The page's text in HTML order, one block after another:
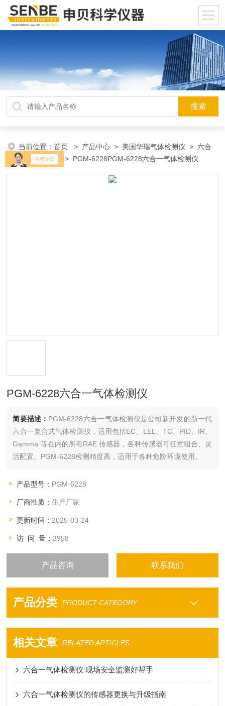
当前位置：首页 > 产品中心 > 美国华瑞气体检测仪 >六合
一气体检测仪
> PGM-6228PGM-6228六合一气体检测仪
PGM-6228六合一气体检测仪
简要描述： PGM-6228六合一气体检测仪是公司新开发的新一代
六合一复合式气体检测仪，适用包括EC、LEL、TC、PID、IR、
Gamma 等在内的所有RAE 传感器，各种传感器可任意组合、灵
活配置。PGM-6228检测精度高，适用于各种危险环境使用。
产品型号： PGM-6228
厂商性质：生产厂家
更新时间： 2025-03-24
访 问 量：3958
产品咨询 联系我们
产品分类 PRODUCT CATEGORY
相关文章 RELATED ARTICLES
六合一气体检测仪 现场安全监测好帮手
六合一气体检测仪的传感器更换与升级指南